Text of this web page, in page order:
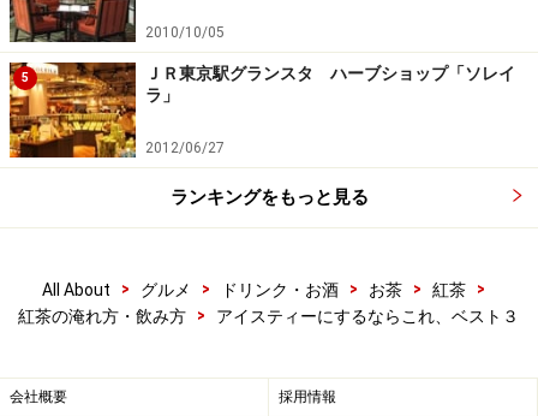
2010/10/05
5
ＪＲ東京駅グランスタ ハーブショップ「ソレイ
ラ」
2012/06/27
ランキングをもっと見る
All About > グルメ > ドリンク・お酒 > お茶 > 紅茶
>
紅茶の淹れ方・飲み方
> アイスティーにするならこれ、ベスト３
会社概要 採用情報